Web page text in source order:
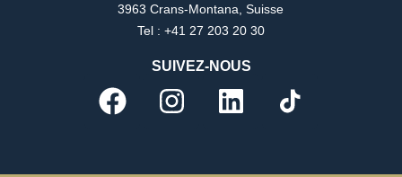
3963 Crans-Montana, Suisse
Tel : +41 27 203 20 30
SUIVEZ-NOUS